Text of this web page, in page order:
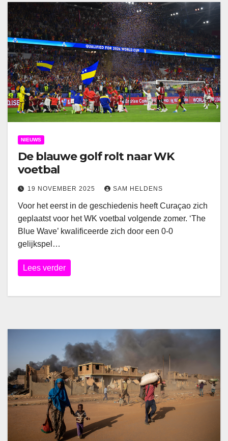
NIEUWS
De blauwe golf rolt naar WK
voetbal
19 NOVEMBER 2025 SAM HELDENS
Voor het eerst in de geschiedenis heeft Curaçao zich
geplaatst voor het WK voetbal volgende zomer. ‘The
Blue Wave’ kwalificeerde zich door een 0-0
gelijkspel…
Lees verder